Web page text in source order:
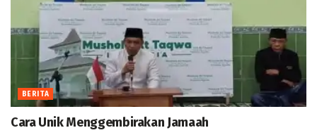
BERITA
Cara Unik Menggembirakan Jamaah